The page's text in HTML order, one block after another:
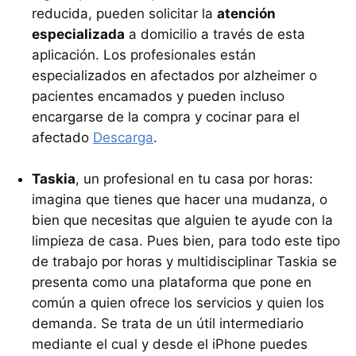
reducida, pueden solicitar la atención
especializada a domicilio a través de esta
aplicación. Los profesionales están
especializados en afectados por alzheimer o
pacientes encamados y pueden incluso
encargarse de la compra y cocinar para el
afectado Descarga.
Taskia, un profesional en tu casa por horas:
imagina que tienes que hacer una mudanza, o
bien que necesitas que alguien te ayude con la
limpieza de casa. Pues bien, para todo este tipo
de trabajo por horas y multidisciplinar Taskia se
presenta como una plataforma que pone en
común a quien ofrece los servicios y quien los
demanda. Se trata de un útil intermediario
mediante el cual y desde el iPhone puedes